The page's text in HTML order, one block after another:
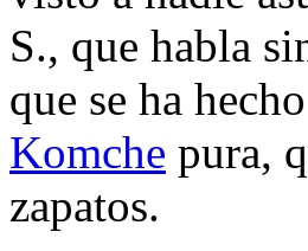
S., que habla
que se ha
Komche pura,
zapatos.